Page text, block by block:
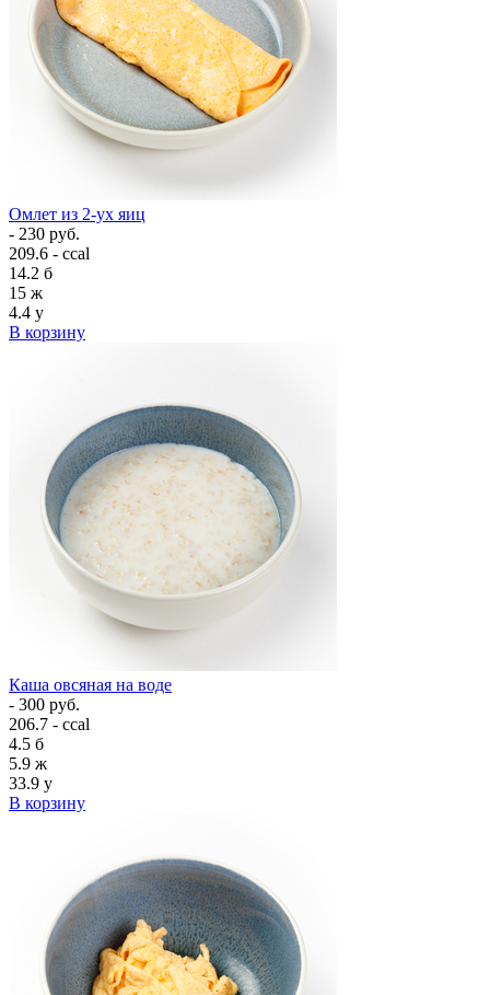
Омлет из 2-ух яиц
- 230 руб.
209.6 - ccal
14.2 б
15 ж
4.4 у
В корзину
Каша овсяная на воде
- 300 руб.
206.7 - ccal
4.5 б
5.9 ж
33.9 у
В корзину